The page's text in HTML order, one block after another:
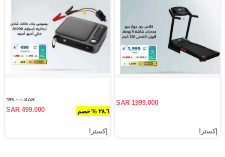
SAR 1999.000
إكسترا
٢٨.٦ % خصم
SAR ٦٩٩.٠٠٠
SAR 499.000
إكسترا